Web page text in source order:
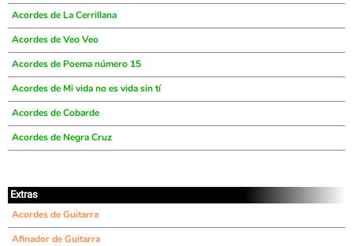
Acordes de La Cerrillana
Acordes de Veo Veo
Acordes de Poema número 15
Acordes de Mi vida no es vida sin tí
Acordes de Cobarde
Acordes de Negra Cruz
Extras
Acordes de Guitarra
Afinador de Guitarra